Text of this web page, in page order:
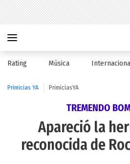
Rating Música
Primicias YA PrimiciasYA
TREMENDO
Apareció la
reconocida de